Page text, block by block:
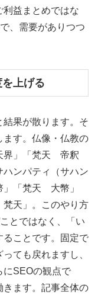
益まとめではな
、需要がありつつ
上げる
果が散ります。そ
ます。仏像・仏教の
界」「梵天 帝釈
ンパティ（サハン
「梵天 大幣」
天」。このやり方
とではなく、「い
ることです。固定で
ても戻れますし、
にSEOの観点で
きます。記事全体の